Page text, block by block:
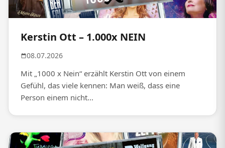
Kerstin Ott – 1.000x NEIN
08.07.2026
Mit „1000 x Nein“ erzählt Kerstin Ott von einem
Gefühl, das viele kennen: Man weiß, dass eine
Person einem nicht...